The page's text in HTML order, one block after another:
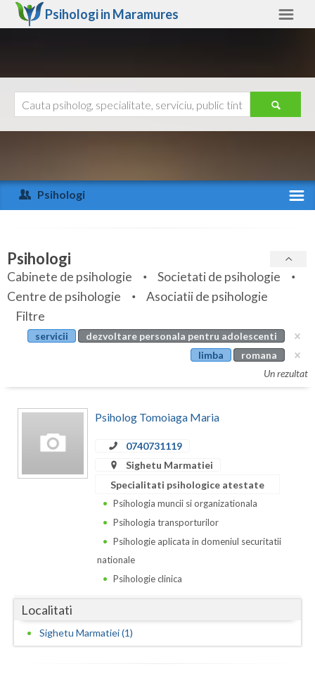
Psihologi in Maramures
Arad
Arges
Bihor
Bistrita-Nasaud
Botosani
Bucuresti
Buzau
Dambovita
Dolj
Ajutor
Psihologi
Specialitati
Servicii
Articole
Evenimente
Psihologi
Cabinete de psihologie
Societati de psihologie
Centre de psihologie
Asociatii de psihologie
Filtre
servicii
dezvoltare personala pentru adolescenti
limba
romana
Un rezultat
Psiholog Tomoiaga Maria
0740731119
Sighetu Marmatiei
Specialitati psihologice atestate
Psihologia muncii si organizationala
Psihologia transporturilor
Psihologie aplicata in domeniul securitatii
nationale
Psihologie clinica
Localitati
Sighetu Marmatiei (1)